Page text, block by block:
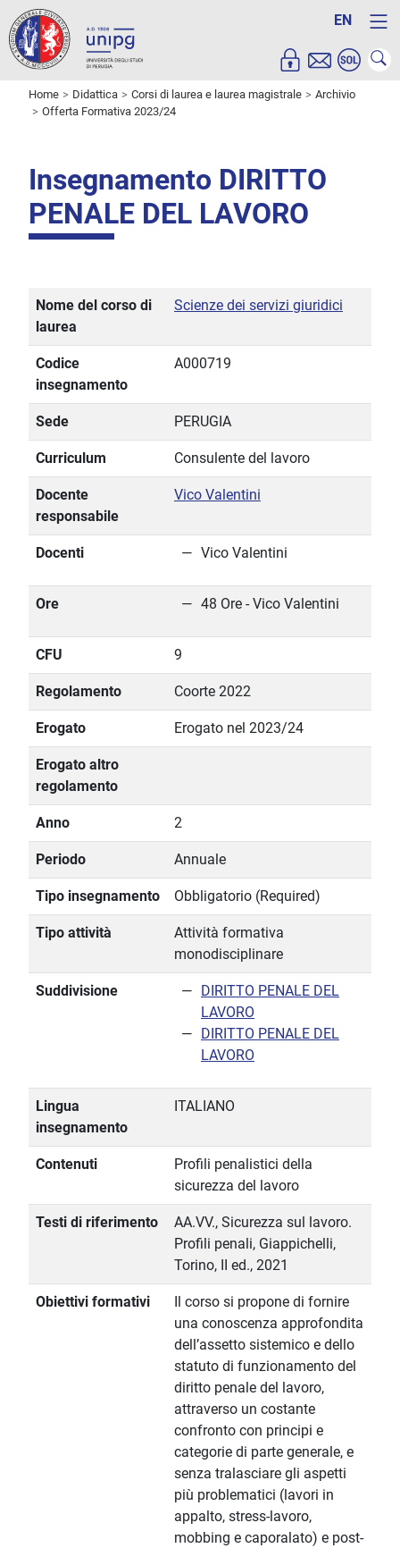
EN
Home Didattica Corsi di laurea e laurea magistrale
Archivio
Offerta Formativa 2023/24
Insegnamento DIRITTO
PENALE DEL LAVORO
Nome del corso di
laurea
Scienze dei servizi giuridici
Codice
insegnamento
A000719
Sede PERUGIA
Curriculum Consulente del lavoro
Docente
responsabile
Vico Valentini
Docenti Vico Valentini
Ore 48 Ore - Vico Valentini
CFU 9
Regolamento Coorte 2022
Erogato Erogato nel 2023/24
Erogato altro
regolamento
Anno 2
Periodo Annuale
Tipo insegnamento Obbligatorio (Required)
Tipo attività
Attività formativa
monodisciplinare
Suddivisione
DIRITTO PENALE DEL
LAVORO
DIRITTO PENALE DEL
LAVORO
Lingua
insegnamento
ITALIANO
Contenuti
Profili penalistici della
sicurezza del lavoro
Testi di riferimento
AA.VV., Sicurezza sul lavoro.
Profili penali, Giappichelli,
Torino, II ed., 2021
Obiettivi formativi
Il corso si propone di fornire
una conoscenza approfondita
dell’assetto sistemico e dello
statuto di funzionamento del
diritto penale del lavoro,
attraverso un costante
confronto con principi e
categorie di parte generale, e
senza tralasciare gli aspetti
più problematici (lavori in
appalto, stress-lavoro,
mobbing e caporalato) e post-